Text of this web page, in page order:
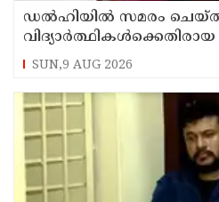
ഡൽഹിയിൽ സമരം
കേസില്‍ സംഘപരിവാർ
മോഹന്‍ദാസ് കസ്റ്റഡിയിൽ
SUN,9 AUG 2026